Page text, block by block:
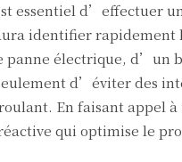
essentiel d’effectuer
identifier
électrique, d’un
d’éviter des
En faisant appel à
qui optimise le